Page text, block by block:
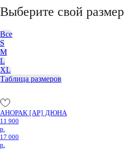
Выберите свой размер
Все
S
M
L
XL
Таблица размеров
АНОРАК [AP] ДЮНА
11 900
р.
17 000
р.